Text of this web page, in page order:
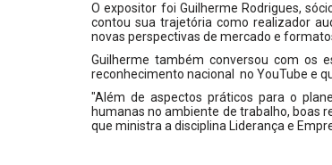
O expositor foi Guilherme Rodrigues,
contou sua trajetória como realizador
novas perspectivas de mercado e
Guilherme também conversou com os
reconhecimento nacional no YouTube e
"Além de aspectos práticos para o
humanas no ambiente de trabalho, boas
que ministra a disciplina Liderança e